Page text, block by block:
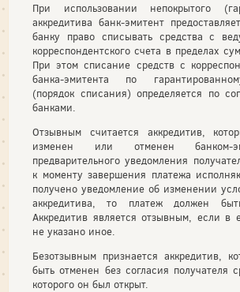
При использовании непокрытого
аккредитива банк-эмитент
банку право списывать средства с
корреспондентского счета в пределах
При этом списание средств с
банка-эмитента по
(порядок списания) определяется по
банками.
Отзывным считается аккредитив,
изменен или отменен банком-
предварительного уведомления
к моменту завершения платежа
получено уведомление об изменении
аккредитива, то платеж должен
Аккредитив является отзывным, если в
не указано иное.
Безотзывным признается аккредитив,
быть отменен без согласия получателя
которого он был открыт.